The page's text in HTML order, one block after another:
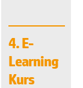
4. E-
Learning
Kurs